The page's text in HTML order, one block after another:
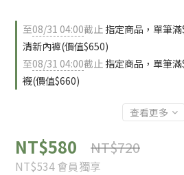
至08/31 04:00截止 指定商品，單筆
清新內褲(價值$650)
至08/31 04:00截止 指定商品，單筆
襪(價值$660)
查看更多
NT$580 NT$720
NT$534會員獨享